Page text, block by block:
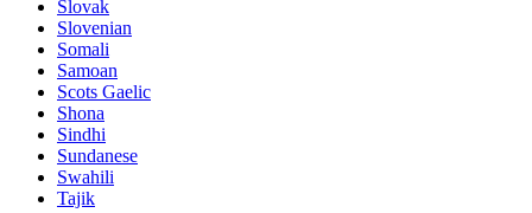
Slovak
Slovenian
Somali
Samoan
Scots Gaelic
Shona
Sindhi
Sundanese
Swahili
Tajik